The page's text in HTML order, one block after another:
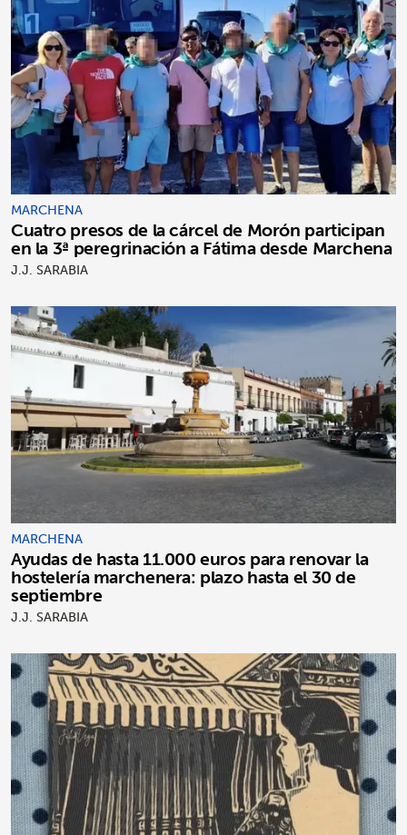
MARCHENA
Cuatro presos de la cárcel de Morón participan
en la 3ª peregrinación a Fátima desde Marchena
J.J. SARABIA
MARCHENA
Ayudas de hasta 11.000 euros para renovar la
hostelería marchenera: plazo hasta el 30 de
septiembre
J.J. SARABIA